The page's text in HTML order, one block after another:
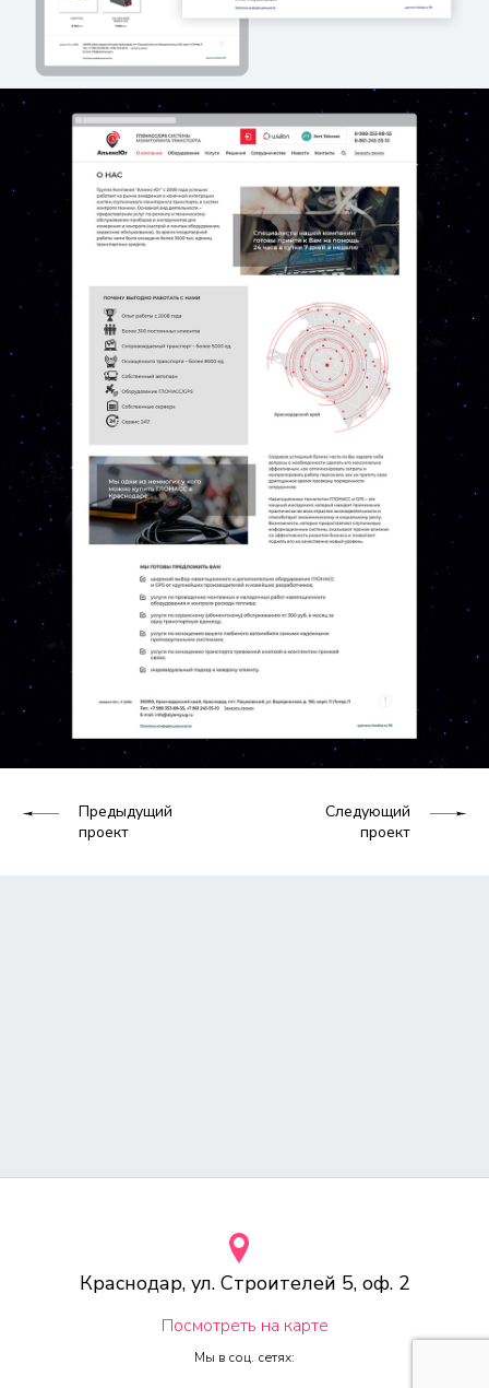
Предыдущий
проект
Следующий
проект
Краснодар, ул. Строителей 5, оф. 2
Посмотреть на карте
Мы в соц. сетях: